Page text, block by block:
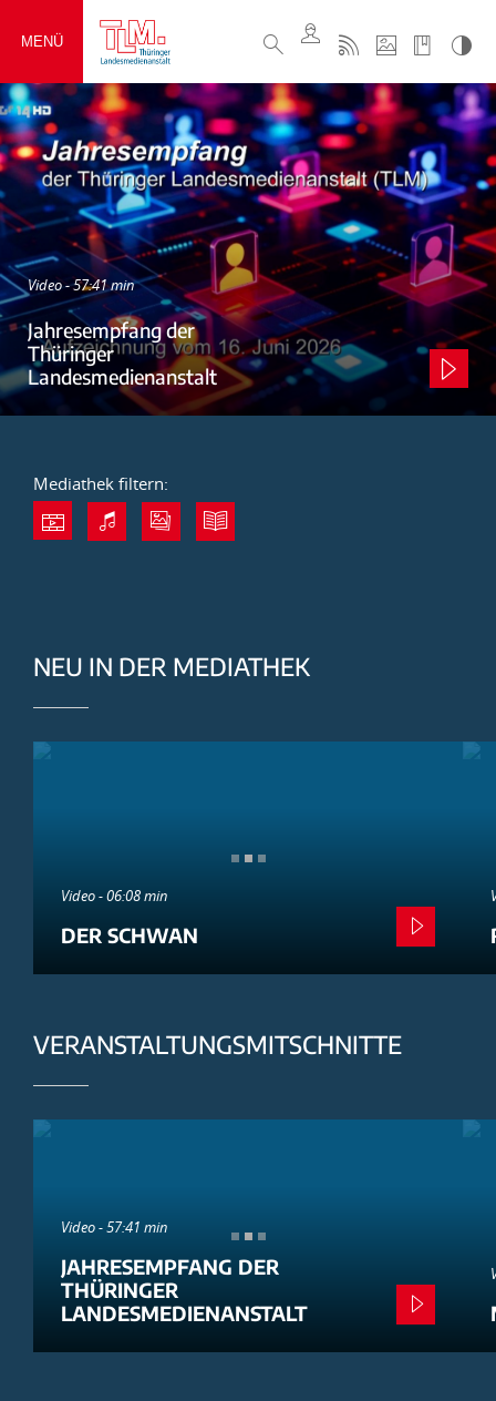
MENÜ
Video - 57:41 min
Jahresempfang der
Thüringer
Landesmedienanstalt
Mediathek filtern:
NEU IN DER MEDIATHEK
Video - 06:08 min
DER SCHWAN
VERANSTALTUNGSMITSCHNITTE
Video - 57:41 min
JAHRESEMPFANG DER
THÜRINGER
LANDESMEDIENANSTALT